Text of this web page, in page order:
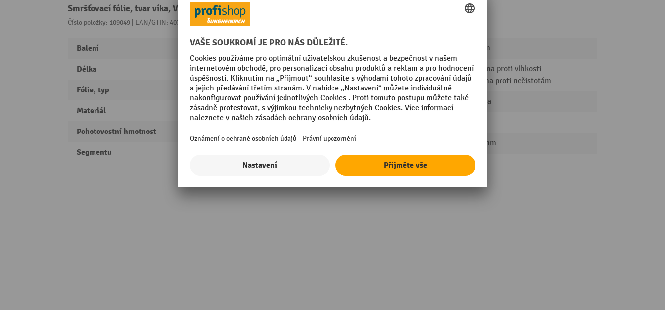
Smršťovací fólie, tvar víka, VxŠxH 1200 x 1250 x 850 mm
Číslo položky: 109049 | EAN/GTIN: 4030198135082Z kategorie:
Balení 25 Stk
Délka 1200 mm
Fólie, typ smršťovací fólie
Materiál polyetylen (PE)
Pohotovostní hmotnost
Segmentu
Tloušťka 125 µm
Vlastnosti
Ochrana proti vlhkosti
ochrana proti nečistotám
Značka bawepa
Záruka - dodavatel
Šířka 1250 mm